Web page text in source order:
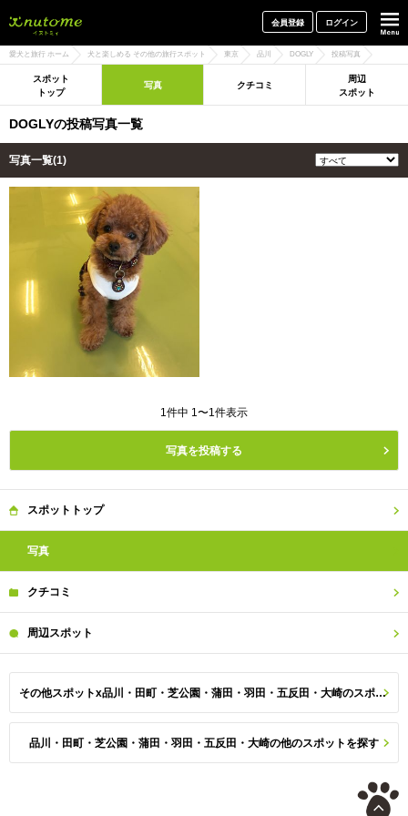
会員登録 ログイン
愛犬と旅行 ホーム 犬と楽しめる その他の旅行スポット 東京 品川 DOGLY 投稿写真
スポット
トップ
写真 クチコミ
周辺
スポット
DOGLYの投稿写真一覧
写真一覧(1)
1件中 1〜1件表示
写真を投稿する
スポット トップ
写真
クチコミ
周辺スポット
その他スポットx品川・田町・芝公園・蒲田・羽田・五反田・大崎のスポット一覧
品川・田町・芝公園・蒲田・羽田・五反田・大崎の他のスポットを探す